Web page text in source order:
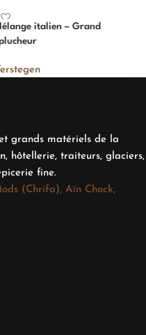
italien – Grand
grands matériels de la
hôtellerie, traiteurs, glaciers,
fine.
(Chrifa), Aïn Chock,